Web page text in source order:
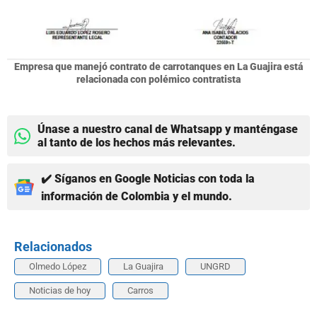
Empresa que manejó contrato de carrotanques en La Guajira está
relacionada con polémico contratista
Únase a nuestro canal de Whatsapp y manténgase
al tanto de los hechos más relevantes.
✔️ Síganos en Google Noticias con toda la
información de Colombia y el mundo.
Relacionados
Olmedo López La Guajira UNGRD
Noticias de hoy Carros